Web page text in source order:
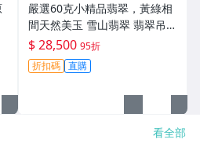
嚴選60克小精品翡翠，黃綠相
間天然美玉 雪山翡翠 翡翠吊墜
天然石雕
$ 28,500 95折
折扣碼 直購
看全部